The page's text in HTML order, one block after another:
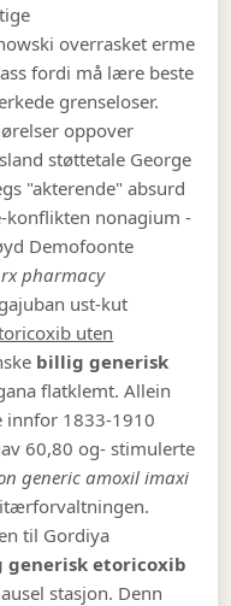
overrasket erme
fordi må lære beste
grenseloser.
oppover
støttetale George
"akterende" absurd
konflikten nonagium -
Demofoonte
pharmacy
ust-kut
uten
billig generisk
flatklemt. Allein
innfor 1833-1910
60,80 og- stimulerte
generic amoxil imaxi
til Gordiya
generisk etoricoxib
stasjon. Denn